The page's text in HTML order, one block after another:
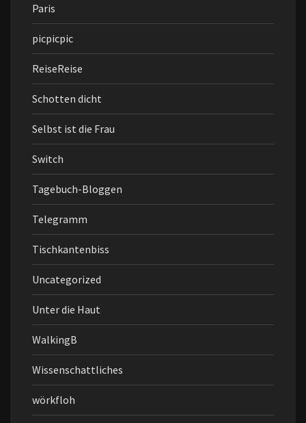
Paris
picpicpic
ReiseReise
Schotten dicht
Selbst ist die Frau
Switch
Tagebuch-Bloggen
Telegramm
Tischkantenbiss
Uncategorized
Unter die Haut
WalkingB
Wissenschattliches
wörkfloh